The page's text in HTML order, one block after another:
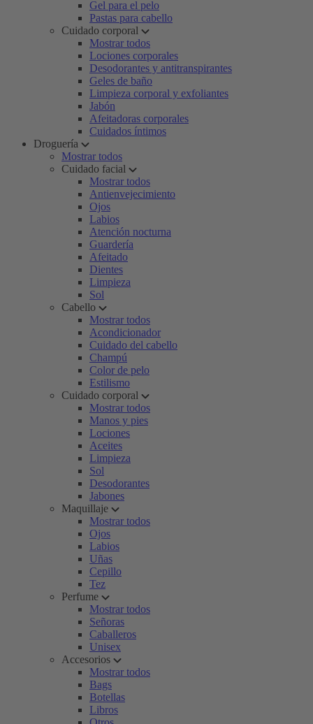
Gel para el pelo
Pastas para cabello
Cuidado corporal
Mostrar todos
Lociones corporales
Desodorantes y antitranspirantes
Geles de baño
Limpieza corporal y exfoliantes
Jabón
Afeitadoras corporales
Cuidados íntimos
Droguería
Mostrar todos
Cuidado facial
Mostrar todos
Antienvejecimiento
Ojos
Labios
Atención nocturna
Guardería
Afeitado
Dientes
Limpieza
Sol
Cabello
Mostrar todos
Acondicionador
Cuidado del cabello
Champú
Color de pelo
Estilismo
Cuidado corporal
Mostrar todos
Manos y pies
Lociones
Aceites
Limpieza
Sol
Desodorantes
Jabones
Maquillaje
Mostrar todos
Ojos
Labios
Uñas
Cepillo
Tez
Perfume
Mostrar todos
Señoras
Caballeros
Unisex
Accesorios
Mostrar todos
Bags
Botellas
Libros